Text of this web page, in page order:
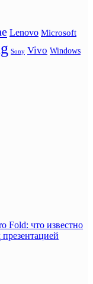
Lenovo Microsoft
Sony Vivo Windows
Fold: что известно